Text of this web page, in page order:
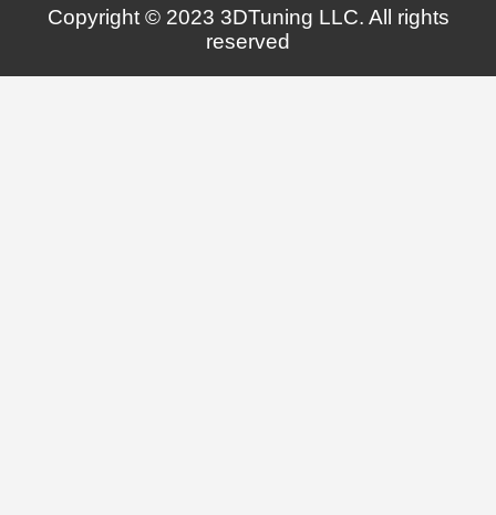
Copyright © 2023 3DTuning LLC. All rights
reserved